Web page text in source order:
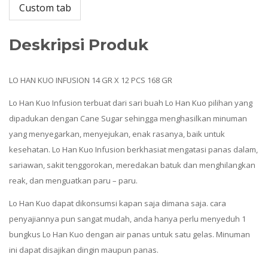
Custom tab
Deskripsi Produk
LO HAN KUO INFUSION 14 GR X 12 PCS 168 GR
Lo Han Kuo Infusion terbuat dari sari buah Lo Han Kuo pilihan yang
dipadukan dengan Cane Sugar sehingga menghasilkan minuman
yang menyegarkan, menyejukan, enak rasanya, baik untuk
kesehatan. Lo Han Kuo Infusion berkhasiat mengatasi panas dalam,
sariawan, sakit tenggorokan, meredakan batuk dan menghilangkan
reak, dan menguatkan paru – paru.
Lo Han Kuo dapat dikonsumsi kapan saja dimana saja. cara
penyajiannya pun sangat mudah, anda hanya perlu menyeduh 1
bungkus Lo Han Kuo dengan air panas untuk satu gelas. Minuman
ini dapat disajikan dingin maupun panas.